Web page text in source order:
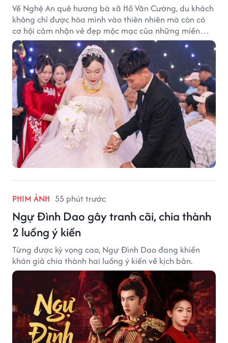
Về Nghệ An quê hương bà xã Hồ Văn Cường, du khách
không chỉ được hòa mình vào thiên nhiên mà còn có
cơ hội cảm nhận vẻ đẹp mộc mạc của những miền
quê giàu truyền thống.
PHIM ẢNH 55 phút trước
Ngự Đình Dao gây tranh cãi, chia thành
2 luồng ý kiến
Từng được kỳ vọng cao, Ngự Đình Dao đang khiến
khán giả chia thành hai luồng ý kiến về kịch bản.